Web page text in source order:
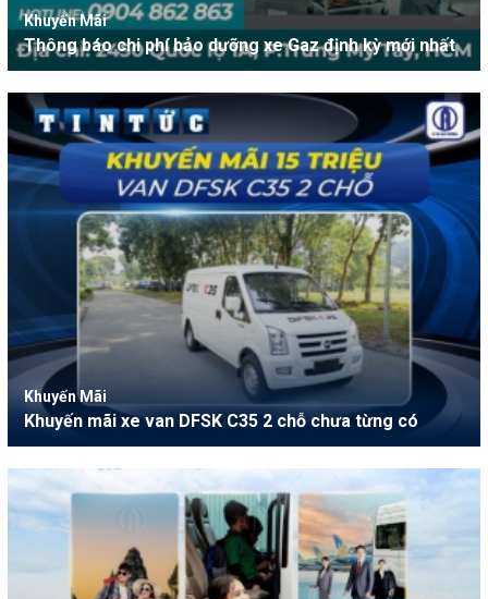
Khuyến Mãi
Thông báo chi phí bảo dưỡng xe Gaz định kỳ mới nhất
Khuyến Mãi
Khuyến mãi xe van DFSK C35 2 chỗ chưa từng có